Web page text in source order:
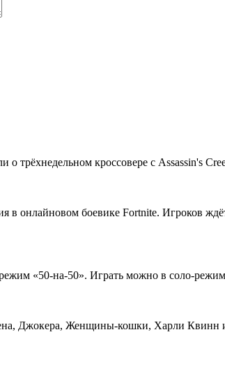
трёхнедельном кроссовере с Assassin's
в онлайновом боевике Fortnite. Игроков
«50-на-50». Играть можно в соло-
Джокера, Женщины-кошки, Харли Квинн